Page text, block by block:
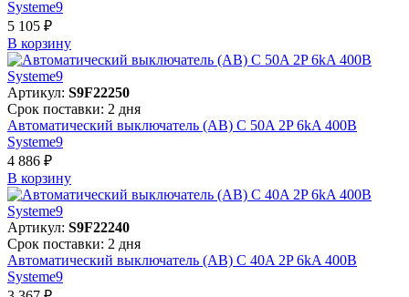
Systeme9
5 105 ₽
В корзинy
Артикул: S9F22250
Срок поставки: 2 дня
Автоматический выключатель (АВ) C 50A 2P 6kA 400В
Systeme9
4 886 ₽
В корзинy
Артикул: S9F22240
Срок поставки: 2 дня
Автоматический выключатель (АВ) C 40A 2P 6kA 400В
Systeme9